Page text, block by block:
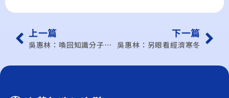
上一篇
吳惠林：喚回知識分子的良心
下一篇
吳惠林：另眼看經濟寒冬